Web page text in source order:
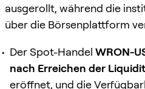
ausgerollt, während die
über die Börsenplattform
Der Spot-Handel WRON-
nach Erreichen der
eröffnet, und die